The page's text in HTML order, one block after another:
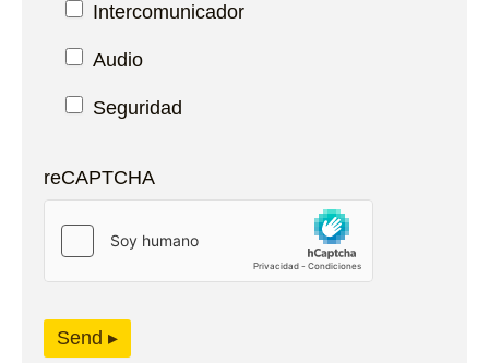
Intercomunicador
Audio
Seguridad
reCAPTCHA
Send ▸